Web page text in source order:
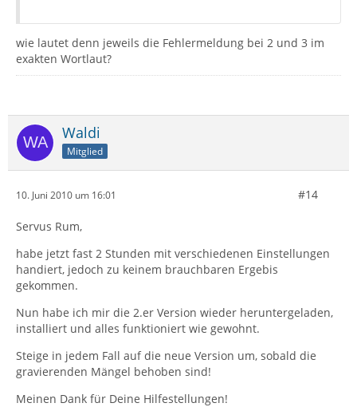
wie lautet denn jeweils die Fehlermeldung bei 2 und 3 im
exakten Wortlaut?
Waldi
Mitglied
10. Juni 2010 um 16:01 #14
Servus Rum,
habe jetzt fast 2 Stunden mit verschiedenen Einstellungen
handiert, jedoch zu keinem brauchbaren Ergebis
gekommen.
Nun habe ich mir die 2.er Version wieder heruntergeladen,
installiert und alles funktioniert wie gewohnt.
Steige in jedem Fall auf die neue Version um, sobald die
gravierenden Mängel behoben sind!
Meinen Dank für Deine Hilfestellungen!